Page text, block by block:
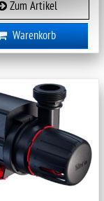
Zum Artikel
Warenkorb